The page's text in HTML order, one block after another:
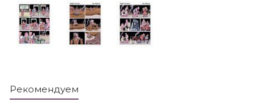
Рекомендуем